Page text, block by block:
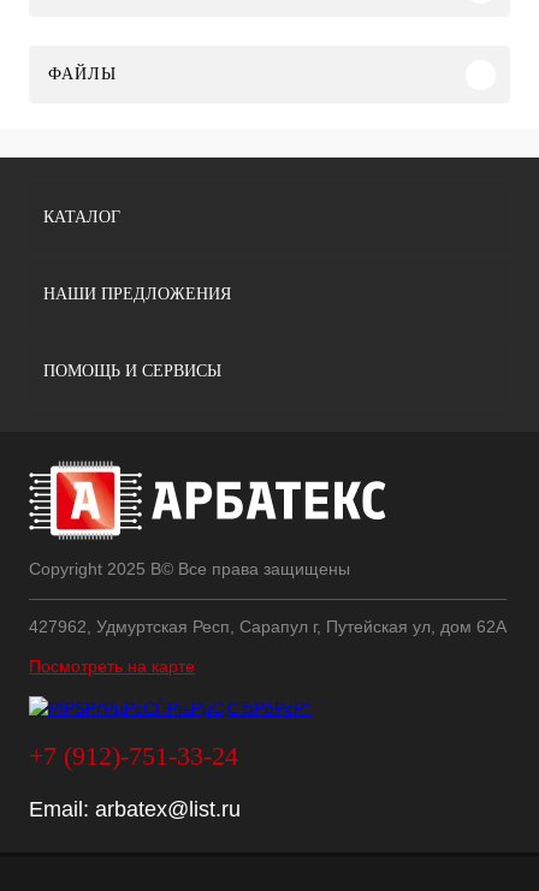
ФАЙЛЫ
КАТАЛОГ
НАШИ ПРЕДЛОЖЕНИЯ
ПОМОЩЬ И СЕРВИСЫ
Copyright 2025 В© Все права защищены
427962, Удмуртская Респ, Сарапул г, Путейская ул, дом 62А
Посмотреть на карте
+7 (912)-751-33-24
Email: arbatex@list.ru